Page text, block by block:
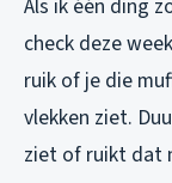
Als ik één ding
check deze
ruik of je die
vlekken ziet.
ziet of ruikt dat